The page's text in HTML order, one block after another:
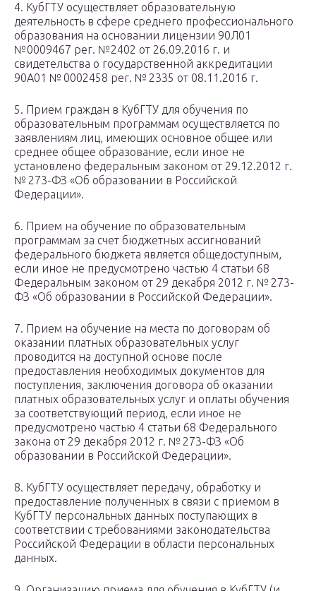
4. КубГТУ осуществляет образовательную
деятельность в сфере среднего профессионального
образования на основании лицензии 90Л01
№0009467 рег. №2402 от 26.09.2016 г. и
свидетельства о государственной аккредитации
90А01 № 0002458 рег. № 2335 от 08.11.2016 г.
5. Прием граждан в КубГТУ для обучения по
образовательным программам осуществляется по
заявлениям лиц, имеющих основное общее или
среднее общее образование, если иное не
установлено федеральным законом от 29.12.2012 г.
№ 273-ФЗ «Об образовании в Российской
Федерации».
6. Прием на обучение по образовательным
программам за счет бюджетных ассигнований
федерального бюджета является общедоступным,
если иное не предусмотрено частью 4 статьи 68
Федеральным законом от 29 декабря 2012 г. № 273-
ФЗ «Об образовании в Российской Федерации».
7. Прием на обучение на места по договорам об
оказании платных образовательных услуг
проводится на доступной основе после
предоставления необходимых документов для
поступления, заключения договора об оказании
платных образовательных услуг и оплаты обучения
за соответствующий период, если иное не
предусмотрено частью 4 статьи 68 Федерального
закона от 29 декабря 2012 г. № 273-ФЗ «Об
образовании в Российской Федерации».
8. КубГТУ осуществляет передачу, обработку и
предоставление полученных в связи с приемом в
КубГТУ персональных данных поступающих в
соответствии с требованиями законодательства
Российской Федерации в области персональных
данных.